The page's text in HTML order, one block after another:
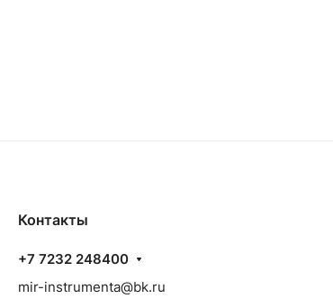
Контакты
+7 7232 248400
mir-instrumenta@bk.ru